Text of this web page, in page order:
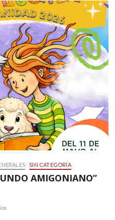
SIN CATEGORÍA
AMIGONIANO”